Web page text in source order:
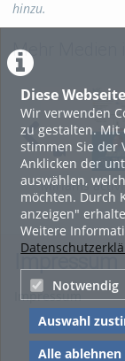
Diese
Wir verwenden
zu gestalten. Mit
stimmen Sie der
Anklicken der
auswählen,
möchten. Durch
anzeigen"
Weitere
Notwendig
Auswahl
Alle ablehnen
hinzu.
Mehr Medien
Miriams
2025_10_22
Impressum
Impressum